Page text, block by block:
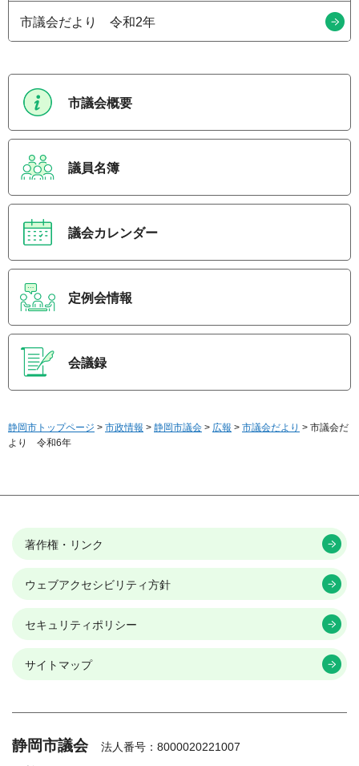
市議会だより 令和2年
市議会概要
議員名簿
議会カレンダー
定例会情報
会議録
静岡市トップページ > 市政情報 > 静岡市議会 > 広報 > 市議会だより > 市議会だ
より 令和6年
著作権・リンク
ウェブアクセシビリティ方針
セキュリティポリシー
サイトマップ
静岡市議会
法人番号：8000020221007